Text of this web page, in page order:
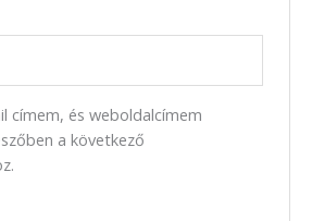
címem, és weboldalcímem
a következő